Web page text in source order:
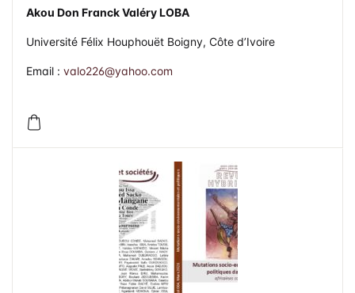
Akou Don Franck Valéry LOBA
Université Félix Houphouët Boigny, Côte d’Ivoire
Email : valo226@yahoo.com